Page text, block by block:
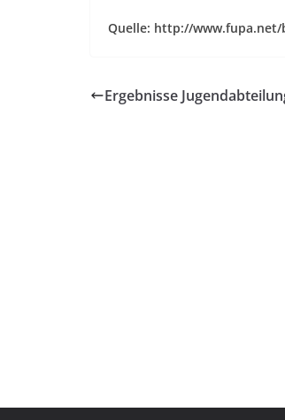
Quelle: http://
Ergebnisse